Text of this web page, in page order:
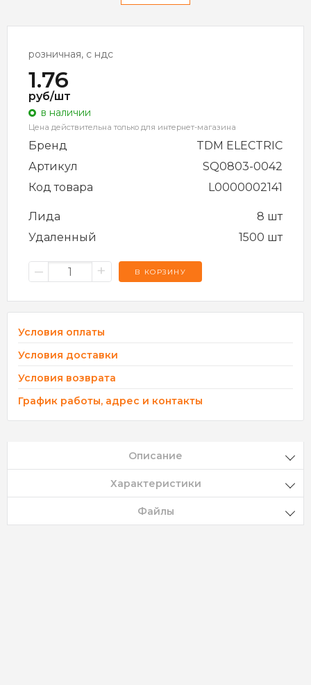
розничная, с ндс
1.76
руб/шт
в наличии
Цена действительна только для интернет-магазина
Бренд
TDM ELECTRIC
Артикул
SQ0803-0042
Код товара
L0000002141
Лида
8 шт
Удаленный
1500 шт
– + В КОРЗИНУ
Условия оплаты
Условия доставки
Условия возврата
График работы, адрес и контакты
Описание
Характеристики
Файлы